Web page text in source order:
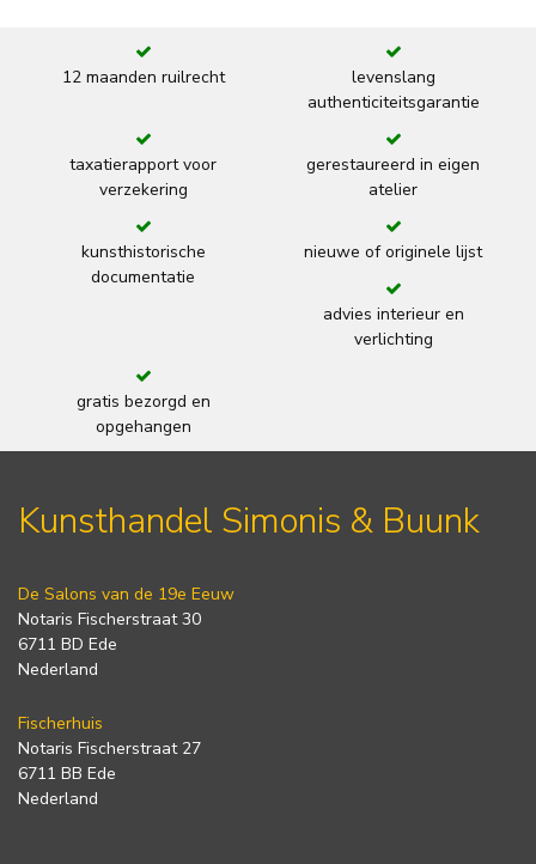
12 maanden ruilrecht
levenslang
authenticiteitsgarantie
taxatierapport voor
verzekering
gerestaureerd in eigen
atelier
kunsthistorische
documentatie
nieuwe of originele lijst
advies interieur en
verlichting
gratis bezorgd en
opgehangen
Kunsthandel Simonis & Buunk
De Salons van de 19e Eeuw
Notaris Fischerstraat 30
6711 BD Ede
Nederland
Fischerhuis
Notaris Fischerstraat 27
6711 BB Ede
Nederland